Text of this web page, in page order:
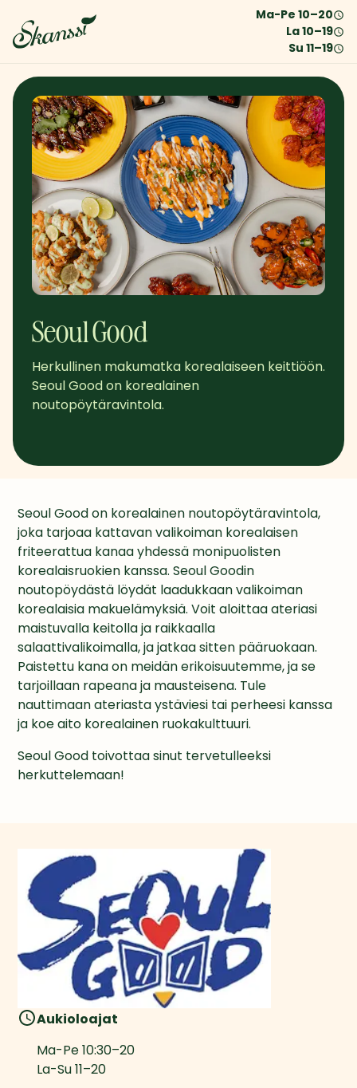
Ma-Pe 10–20
La10–19
Su 11–19
Seoul Good
Herkullinen makumatka korealaiseen keittiöön.
Seoul Good on korealainen
noutopöytäravintola.
Seoul Good on korealainen noutopöytäravintola,
joka tarjoaa kattavan valikoiman korealaisen
friteerattua kanaa yhdessä monipuolisten
korealaisruokien kanssa. Seoul Goodin
noutopöydästä löydät laadukkaan valikoiman
korealaisia makuelämyksiä. Voit aloittaa ateriasi
maistuvalla keitolla ja raikkaalla
salaattivalikoimalla, ja jatkaa sitten pääruokaan.
Paistettu kana on meidän erikoisuutemme, ja se
tarjoillaan rapeana ja mausteisena. Tule
nauttimaan ateriasta ystäviesi tai perheesi kanssa
ja koe aito korealainen ruokakulttuuri.
Seoul Good toivottaa sinut tervetulleeksi
herkuttelemaan!
Aukioloajat
Ma-Pe10:30–20
La-Su11–20